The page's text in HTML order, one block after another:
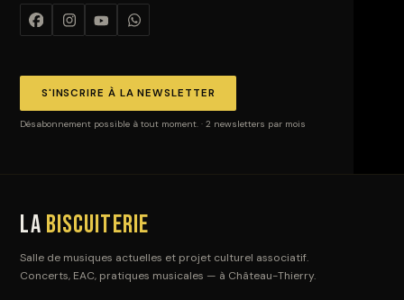
S'INSCRIRE À LA NEWSLETTER
Désabonnement possible à tout moment. · 2 newsletters par mois
La Biscuiterie
Salle de musiques actuelles et projet culturel associatif.
Concerts, EAC, pratiques musicales — à Château-Thierry.